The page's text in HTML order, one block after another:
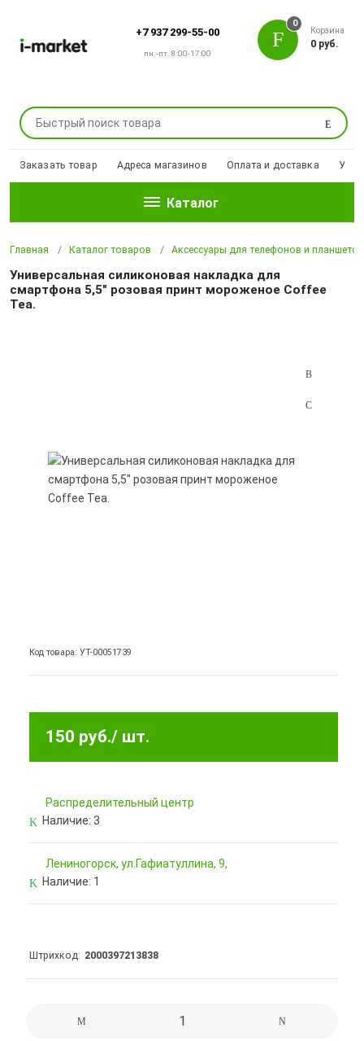
+7 937 299-55-00
пн.-пт. 8:00-17:00
Поиск
0
Корзина
0 руб.
Заказать товар Адреса магазинов Оплата и доставка
Каталог
Главная Каталог товаров Аксессуары для телефонов и планшетов
Универсальная силиконовая накладка для
смартфона 5,5" розовая принт мороженое Coffee
Tea.
Код товара: УТ-00051739
150 руб./ шт.
Pаспределительный центр
Наличие: 3
Лениногорск, ул.Гафиатуллина, 9,
Наличие: 1
Штрихкод 2000397213838